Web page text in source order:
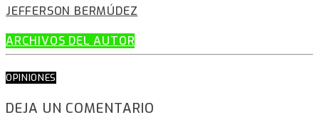
JEFFERSON BERMÚDEZ
ARCHIVOS DEL AUTOR
OPINIONES
DEJA UN COMENTARIO